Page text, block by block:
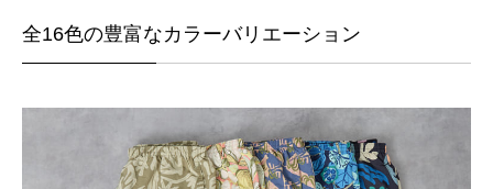
全16色の豊富なカラーバリエーション